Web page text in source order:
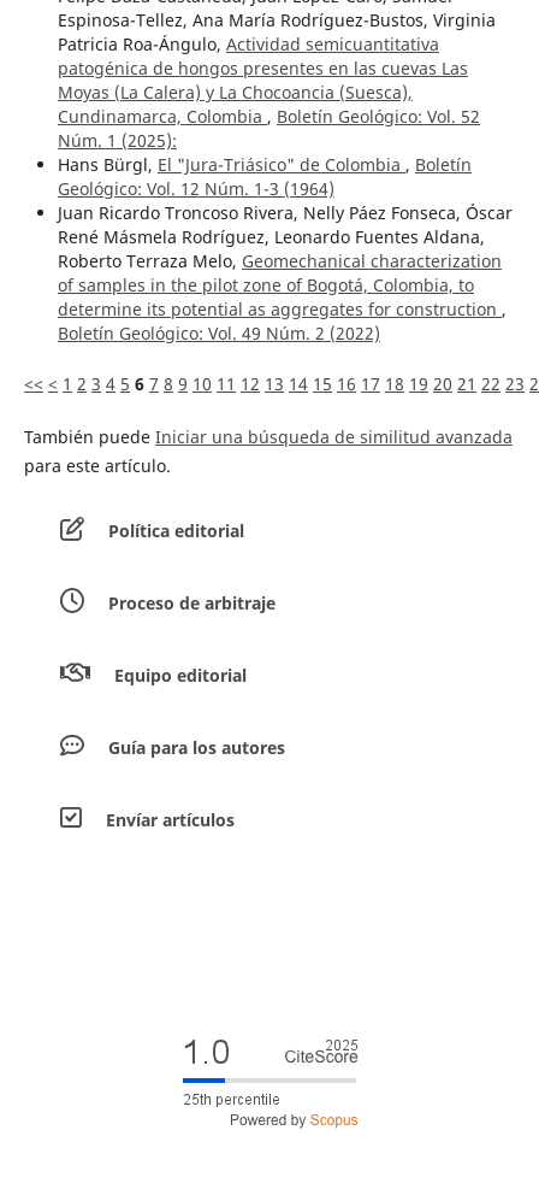
Espinosa-Tellez, Ana María Rodríguez-Bustos, Virginia
Patricia Roa-Ángulo, Actividad semicuantitativa
patogénica de hongos presentes en las cuevas Las
Moyas (La Calera) y La Chocoancia (Suesca),
Cundinamarca, Colombia , Boletín Geológico: Vol. 52
Núm. 1 (2025):
Hans Bürgl, El "Jura-Triásico" de Colombia , Boletín
Geológico: Vol. 12 Núm. 1-3 (1964)
Juan Ricardo Troncoso Rivera, Nelly Páez Fonseca, Óscar
René Másmela Rodríguez, Leonardo Fuentes Aldana,
Roberto Terraza Melo, Geomechanical characterization
of samples in the pilot zone of Bogotá, Colombia, to
determine its potential as aggregates for construction ,
Boletín Geológico: Vol. 49 Núm. 2 (2022)
<< < 1 2 3 4 5 6 7 8 9 10 11 12 13 14 15 16 17 18 19 20 21 22 23
También puede Iniciar una búsqueda de similitud avanzada
para este artículo.
Política editorial
Proceso de arbitraje
Equipo editorial
Guía para los autores
Envíar artículos